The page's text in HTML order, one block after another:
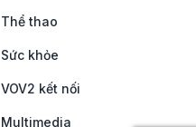
Thể thao
Sức khỏe
VOV2 kết nối
Multimedia